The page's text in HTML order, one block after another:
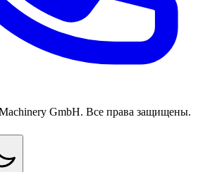
GmbH. Все права защищены.